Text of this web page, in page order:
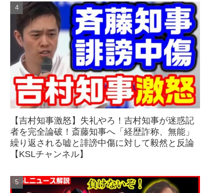
【吉村知事激怒】失礼やろ！吉村知事が迷惑記
者を完全論破！斎藤知事へ「経歴詐称、無能」
繰り返される嘘と誹謗中傷に対して毅然と反論
【KSLチャンネル】